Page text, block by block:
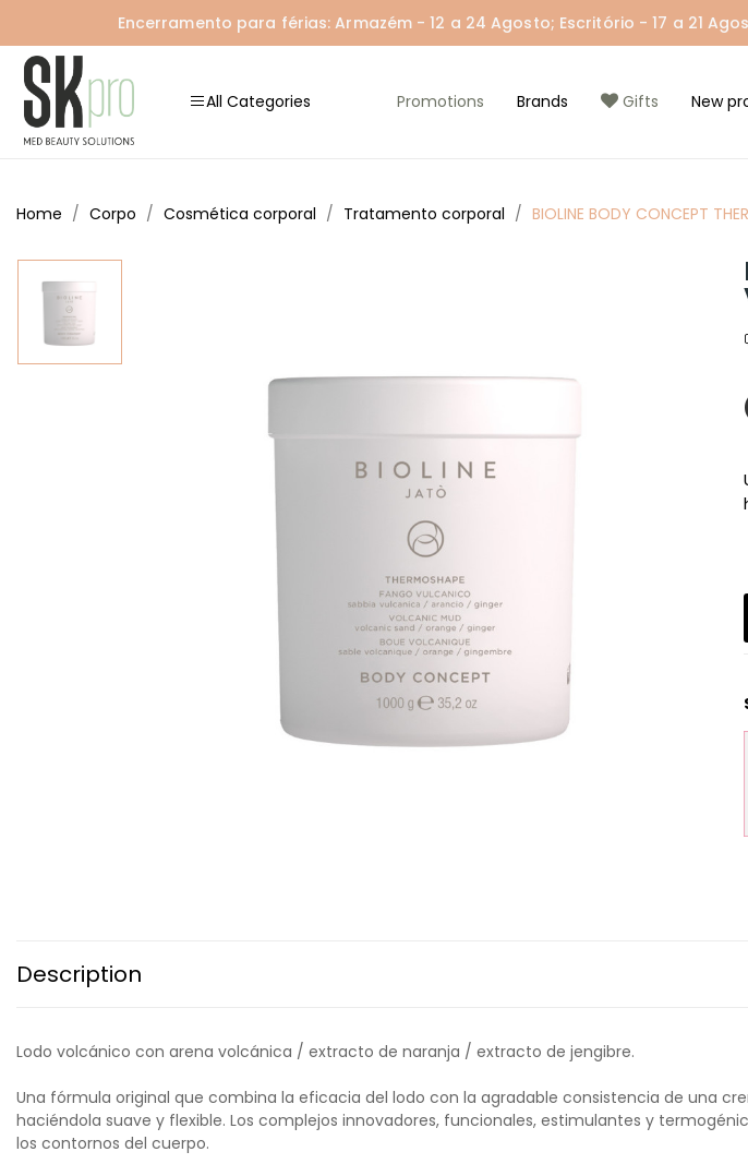
Encerramento para férias: Armazém - 12 a 24 Agosto; Escritório - 17 a 21
All Categories Promotions Brands Gifts New
Home Corpo Cosmética corporal Tratamento corporal BIOLINE BODY CONCEPT
Description
Lodo volcánico con arena volcánica / extracto de naranja / extracto de jengibre.
Una fórmula original que combina la eficacia del lodo con la agradable consistencia de una
haciéndola suave y flexible. Los complejos innovadores, funcionales, estimulantes y
los contornos del cuerpo.